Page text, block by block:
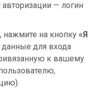
— логин
нажмите на кнопку «Я
данные для входа
к вашему